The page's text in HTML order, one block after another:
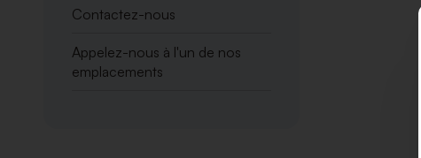
Contactez-nous
Appelez-nous à l'un de nos
emplacements